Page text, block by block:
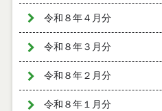
令和８年４月分
令和８年３月分
令和８年２月分
令和８年１月分